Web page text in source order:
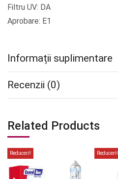
Filtru UV: DA
Aprobare: E1
Informații suplimentare
Recenzii (0)
Related Products
Reduceri! Reduceri!